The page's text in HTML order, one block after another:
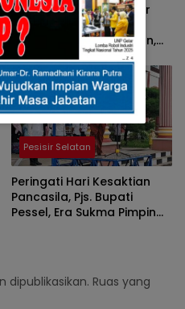
Audiensi Pemkab Pesisir
Selatan dengan BPPW
Sumbar Telah Dilakukan,
Pengelolaan Sampah,
Renovasi Sekolah dan
Konstruksi Pasca Bencana
Menjadi Prioritas
Pesisir Selatan
Peringati Hari Kesaktian
Pancasila, Pjs. Bupati
Pessel, Era Sukma Pimpin
dipublikasikan. Ruas yang